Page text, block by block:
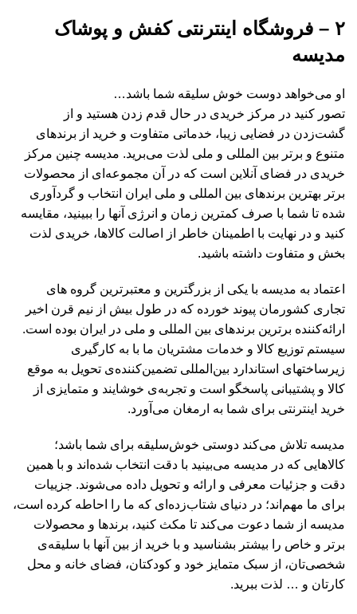
۲ – فروشگاه اینترنتی کفش و پوشاک
مدیسه
او می‌خواهد دوست خوش سلیقه شما باشد…
تصور کنید در مرکز خریدی در حال قدم زدن هستید و از
گشت‌زدن در فضایی زیبا، خدماتی متفاوت و خرید از برندهای
متنوع و برتر بین المللی و ملی لذت می‌برید. مدیسه چنین مرکز
خریدی در فضای آنلاین است که در آن مجموعه‌ای از محصولات
برتر بهترین برندهای بین المللی و ملی ایران انتخاب و گردآوری
شده تا شما با صرف کمترین زمان و انرژی آنها را ببینید، مقایسه
کنید و در نهایت با اطمینان خاطر از اصالت کالاها، خریدی لذت
بخش و متفاوت داشته باشید.
اعتماد به مدیسه با یکی از بزرگترین و معتبرترین گروه های
تجاری کشورمان پیوند خورده که در طول بیش از نیم قرن اخیر
ارائه‌کننده برترین برندهای بین المللی و ملی در ایران بوده ‌است.
سیستم توزیع کالا و خدمات مشتریان ما با به‌ کارگیری
زیرساختهای استاندارد بین‌المللی تضمین‌کننده‌ی تحویل به موقع
کالا و پشتیبانی پاسخگو است و تجربه‌ی خوشایند و متمایزی از
خرید اینترنتی برای شما به ارمغان می‌آورد.
مدیسه تلاش می‌کند دوستی خوش‌سلیقه برای شما باشد؛
کالاهایی که در مدیسه می‌بینید با دقت انتخاب شده‌اند‌ و با همین
دقت و جزئیات معرفی و ارائه و تحویل داده می‌شوند. جزییات
برای ما مهم‌اند؛ در دنیای شتاب‌زده‌ای که ما را احاطه کرده‌ است،
مدیسه از شما دعوت می‌کند تا مکث کنید، برندها و محصولات
برتر و خاص را بیشتر بشناسید و با خرید از بین آنها با سلیقه‌ی
شخصی‌تان، از سبک متمایز خود و کودکتان، فضای خانه و محل
کارتان و … لذت ببرید.